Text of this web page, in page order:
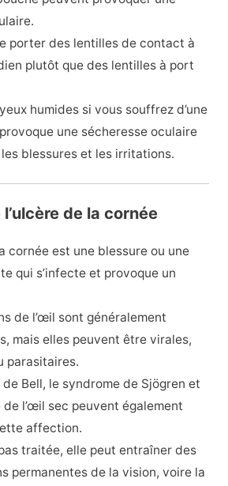
porter des lentilles de contact à
plutôt que des lentilles à port
humides si vous souffrez d’une
une sécheresse oculaire
les blessures et les irritations.
de la cornée
cornée est une blessure ou une
qui s’infecte et provoque un
de l’œil sont généralement
mais elles peuvent être virales,
parasitaires.
Bell, le syndrome de Sjögren et
de l’œil sec peuvent également
affection.
traitée, elle peut entraîner des
permanentes de la vision, voire la